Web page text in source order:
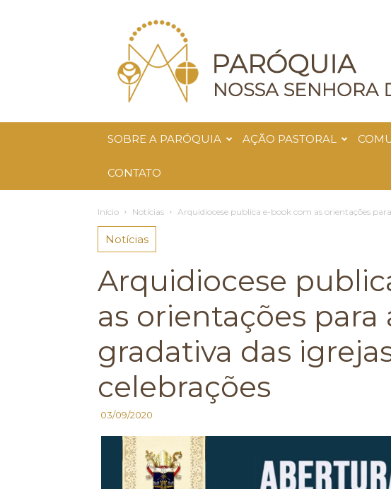
Paróquia
Nossa
Senhora
da
Glória
SOBRE A PARÓQUIA AÇÃO PASTORAL
CONTATO
Início Notícias Arquidiocese publica e-book com as orientações
Notícias
Arquidiocese
as orientações para
gradativa das
celebrações
03/09/2020